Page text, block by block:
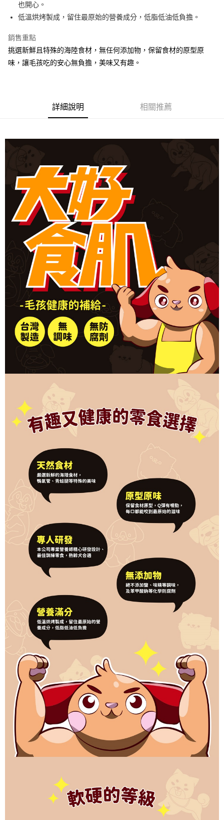
也開心。
低溫烘烤製成，留住最原始的營養成分，低脂低油低負擔。
銷售重點
挑選新鮮且特殊的海陸食材，無任何添加物，保留食材的原型原
味，讓毛孩吃的安心無負擔，美味又有趣。
詳細說明 相關推薦